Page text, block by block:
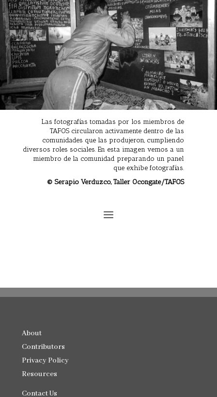
Las fotografías tomadas por los miembros de
TAFOS circularon activamente dentro de las
comunidades que las produjeron, cumpliendo
diversos roles sociales. En esta imagen vemos a un
miembro de la comunidad preparando un panel
que exhibe fotografías.
© Serapio Verduzco, Taller Ocongate/TAFOS
About
Contributors
Privacy Policy
Resources
Contact Us